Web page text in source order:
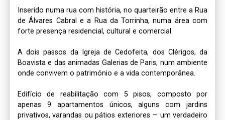
Inserido numa rua com história, no quarteirão entre a Rua
de Álvares Cabral e a Rua da Torrinha, numa área com
forte presença residencial, cultural e comercial.
A dois passos da Igreja de Cedofeita, dos Clérigos, da
Boavista e das animadas Galerias de Paris, num ambiente
onde convivem o património e a vida contemporânea.
Edifício de reabilitação com 5 pisos, composto por
apenas 9 apartamentos únicos, alguns com jardins
privativos, varandas ou pátios exteriores — um verdadeiro